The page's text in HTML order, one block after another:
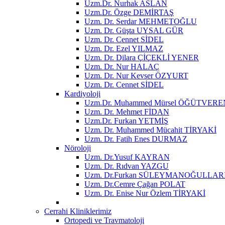
Uzm.Dr. Nurhak ASLAN
Uzm.Dr. Özge DEMİRTAŞ
Uzm. Dr. Serdar MEHMETOĞLU
Uzm. Dr. Güşta UYSAL GÜR
Uzm. Dr. Cennet SİDEL
Uzm. Dr. Ezel YILMAZ
Uzm. Dr. Dilara ÇİÇEKLİ YENER
Uzm. Dr. Nur HALAÇ
Uzm. Dr. Nur Kevser ÖZYURT
Uzm. Dr. Cennet SİDEL
Kardiyoloji
Uzm.Dr. Muhammed Mürsel
Uzm. Dr. Mehmet FİDAN
Uzm.Dr. Furkan YETMİŞ
Uzm. Dr. Muhammed Mücahit TİRYAKİ
Uzm. Dr. Fatih Enes DURMAZ
Nöroloji
Uzm. Dr.Yusuf KAYRAN
Uzm. Dr. Rıdvan YAZGU
Uzm. Dr.Furkan
Uzm. Dr.Cemre Çağan POLAT
Uzm. Dr. Enise Nur Özlem TİRYAKİ
Cerrahi Kliniklerimiz
Ortopedi ve Travmatoloji